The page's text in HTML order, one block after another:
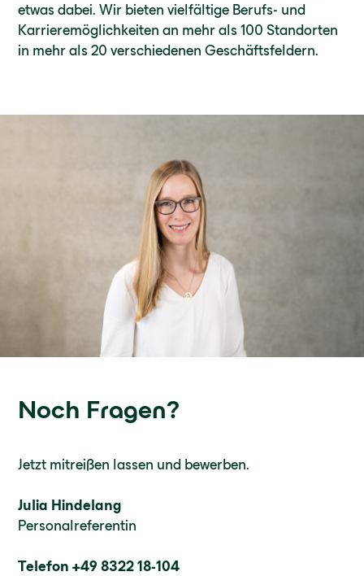
etwas dabei. Wir bieten vielfältige Berufs- und
Karrieremöglichkeiten an mehr als 100 Standorten
in mehr als 20 verschiedenen Geschäftsfeldern.
Noch Fragen?
Jetzt mitreißen lassen und bewerben.
Julia Hindelang
Personalreferentin
Telefon +49 8322 18-104